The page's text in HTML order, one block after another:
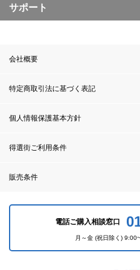
サポート
会社概要
特定商取引法に基づく表記
個人情報保護基本方針
得選街ご利用条件
販売条件
電話ご購入相談窓口
月～金 (祝日除く)